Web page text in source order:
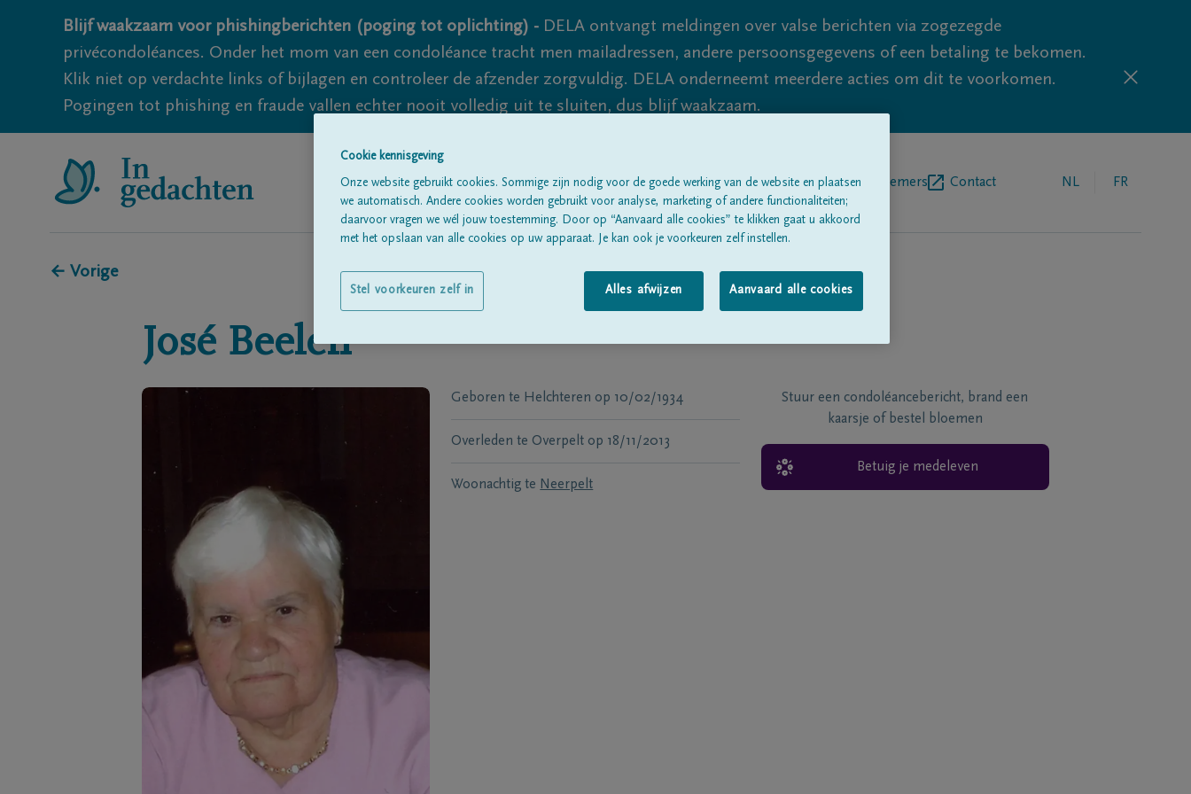
Blijf waakzaam voor phishingberichten (poging tot oplichting) - DELA ontvangt meldingen over valse berichten via zogezegde
privécondoléances. Onder het mom van een condoléance tracht men mailadressen, andere persoonsgegevens of een betaling te bekomen.
Klik niet op verdachte links of bijlagen en controleer de afzender zorgvuldig. DELA onderneemt meerdere acties om dit te voorkomen.
Pogingen tot phishing en fraude vallen echter nooit volledig uit te sluiten, dus blijf waakzaam.
Alle rouwberichtenOver onsBegrafenisondernemers Contact NL FR
← Vorige
José Beelen
Geboren te Helchteren op 10/02/1934
Overleden te Overpelt op 18/11/2013
Woonachtig te Neerpelt
Stuur een condoléancebericht, brand een
kaarsje of bestel bloemen
Betuig je medeleven
Cookie kennisgeving
Onze website gebruikt cookies. Sommige zijn nodig voor de goede werking van de website en plaatsen
we automatisch. Andere cookies worden gebruikt voor analyse, marketing of andere functionaliteiten;
daarvoor vragen we wél jouw toestemming. Door op “Aanvaard alle cookies” te klikken gaat u akkoord
met het opslaan van alle cookies op uw apparaat. Je kan ook je voorkeuren zelf instellen.
Alles afwijzen Aanvaard alle cookies
Stel voorkeuren zelf in